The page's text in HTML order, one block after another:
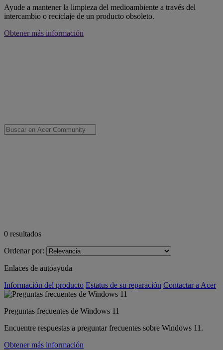
Ayude a mantener la limpieza del medioambiente a través del
intercambio o reciclaje de un producto obsoleto.
Obtener más información
0 resultados
Ordenar por:
Enlaces de autoayuda
Información del producto Estatus de su reparación Contactar a Acer
Preguntas frecuentes de Windows 11
Encuentre respuestas a preguntar frecuentes sobre Windows 11.
Obtener más información